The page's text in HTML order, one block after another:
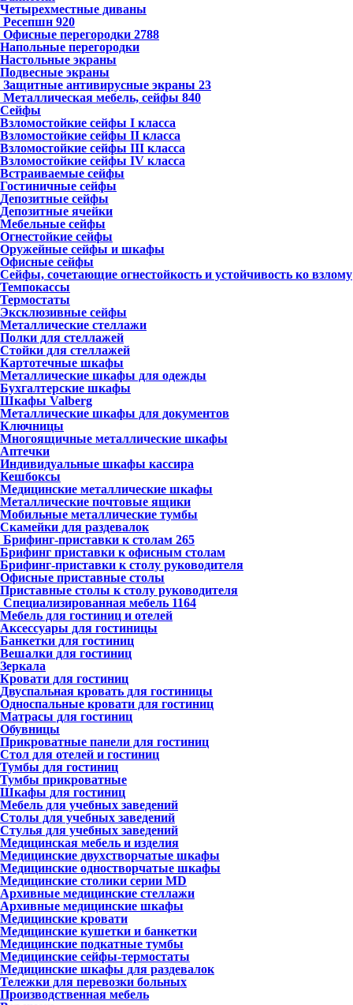
Четырехместные диваны
Ресепшн 920
Офисные перегородки 2788
Напольные перегородки
Настольные экраны
Подвесные экраны
Защитные антивирусные экраны 23
Металлическая мебель, сейфы 840
Сейфы
Взломостойкие сейфы I класса
Взломостойкие сейфы II класса
Взломостойкие сейфы III класса
Взломостойкие сейфы IV класса
Встраиваемые сейфы
Гостиничные сейфы
Депозитные сейфы
Депозитные ячейки
Мебельные сейфы
Огнестойкие сейфы
Оружейные сейфы и шкафы
Офисные сейфы
Сейфы, сочетающие огнестойкость и устойчивость ко взлому
Темпокассы
Термостаты
Эксклюзивные сейфы
Металлические стеллажи
Полки для стеллажей
Стойки для стеллажей
Картотечные шкафы
Металлические шкафы для одежды
Бухгалтерские шкафы
Шкафы Valberg
Металлические шкафы для документов
Ключницы
Многоящичные металлические шкафы
Аптечки
Индивидуальные шкафы кассира
Кешбоксы
Медицинские металлические шкафы
Металлические почтовые ящики
Мобильные металлические тумбы
Скамейки для раздевалок
Брифинг-приставки к столам 265
Брифинг приставки к офисным столам
Брифинг-приставки к столу руководителя
Офисные приставные столы
Приставные столы к столу руководителя
Специализированная мебель 1164
Мебель для гостиниц и отелей
Аксессуары для гостиницы
Банкетки для гостиниц
Вешалки для гостиниц
Зеркала
Кровати для гостиниц
Двуспальная кровать для гостиницы
Односпальные кровати для гостиниц
Матрасы для гостиниц
Обувницы
Прикроватные панели для гостиниц
Стол для отелей и гостиниц
Тумбы для гостиниц
Тумбы прикроватные
Шкафы для гостиниц
Мебель для учебных заведений
Столы для учебных заведений
Стулья для учебных заведений
Медицинская мебель и изделия
Медицинские двухстворчатые шкафы
Медицинские одностворчатые шкафы
Медицинские столики серии MD
Архивные медицинские стеллажи
Архивные медицинские шкафы
Медицинские кровати
Медицинские кушетки и банкетки
Медицинские подкатные тумбы
Медицинские сейфы-термостаты
Медицинские шкафы для раздевалок
Тележки для перевозки больных
Производственная мебель